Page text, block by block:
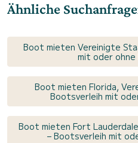
Ähnliche
Boot mieten Vereinigte
mit oder ohne
Boot mieten Florida,
Bootsverleih mit
Boot mieten Fort
– Bootsverleih mit